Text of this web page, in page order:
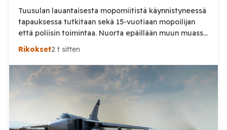
Tuusulan lauantaisesta mopomiitistä käynnistyneessä
tapauksessa tutkitaan sekä 15-vuotiaan mopoilijan
että poliisin toimintaa. Nuorta epäillään muun muassa
törkeästä liikenneturvallisuuden vaarantamisesta.
puolestaan epäillään virkavelvollisuuden
rikkomisesta, törkeästä liikenneturvallisuuden
vaarantamisesta ja vammantuottamuksesta.
Tuusulassa lauantaina 8. elokuuta tapahtuneesta
mopoilijan pysäytystilanteesta on aloitettu kaksi
erillistä esitutkintaa. Poliisin mukaan mopomiitissä oli
Rikokset2 t sitten